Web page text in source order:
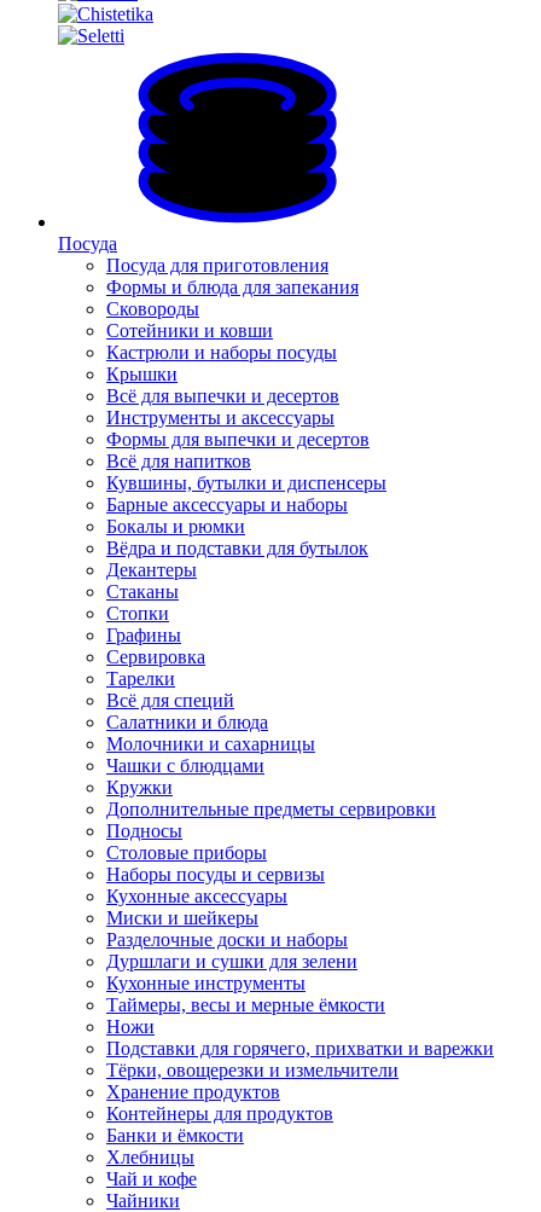
Посуда
Посуда для приготовления
Формы и блюда для запекания
Сковороды
Сотейники и ковши
Кастрюли и наборы посуды
Крышки
Всё для выпечки и десертов
Инструменты и аксессуары
Формы для выпечки и десертов
Всё для напитков
Кувшины, бутылки и диспенсеры
Барные аксессуары и наборы
Бокалы и рюмки
Вёдра и подставки для бутылок
Декантеры
Стаканы
Стопки
Графины
Сервировка
Тарелки
Всё для специй
Салатники и блюда
Молочники и сахарницы
Чашки с блюдцами
Кружки
Дополнительные предметы сервировки
Подносы
Столовые приборы
Наборы посуды и сервизы
Кухонные аксессуары
Миски и шейкеры
Разделочные доски и наборы
Дуршлаги и сушки для зелени
Кухонные инструменты
Таймеры, весы и мерные ёмкости
Ножи
Подставки для горячего, прихватки и варежки
Тёрки, овощерезки и измельчители
Хранение продуктов
Контейнеры для продуктов
Банки и ёмкости
Хлебницы
Чай и кофе
Чайники